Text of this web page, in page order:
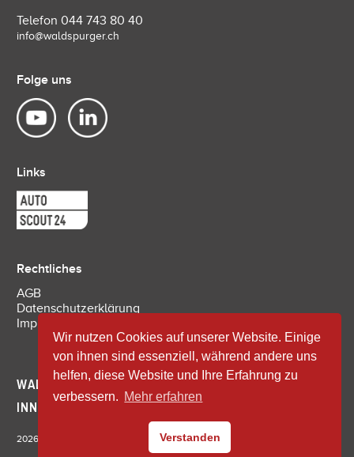
Telefon 044 743 80 40
info@waldspurger.ch
Folge uns
Links
Rechtliches
AGB
Datenschutzerklärung
Impressum
WALDSPURGER – SEIT 1978 BEWÄHRT UND
INNOVATIV
2026
Wir nutzen Cookies auf unserer Website. Einige
von ihnen sind essenziell, während andere uns
helfen, diese Website und Ihre Erfahrung zu
verbessern. Mehr erfahren
Verstanden